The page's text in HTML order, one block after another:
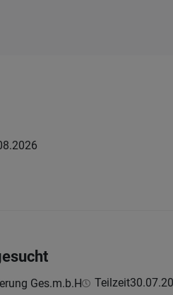
Ges.m.b.H Teilzeit